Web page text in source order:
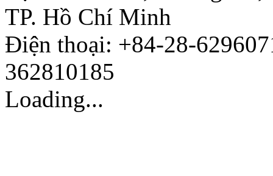
TP. Hồ Chí Minh
Điện thoại: +84-28-
362810185
Loading...